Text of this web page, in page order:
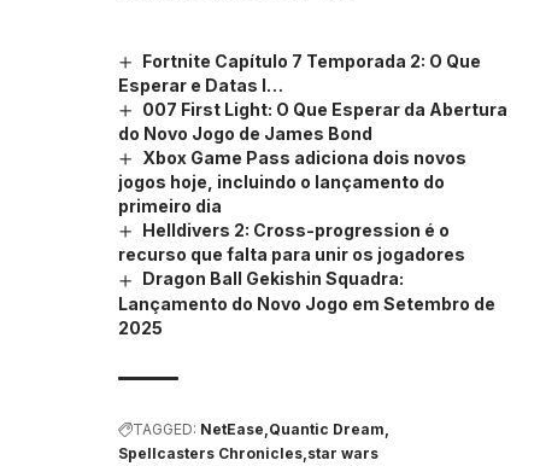
Fortnite Capítulo 7 Temporada 2: O Que
Esperar e Datas I…
007 First Light: O Que Esperar da Abertura
do Novo Jogo de James Bond
Xbox Game Pass adiciona dois novos
jogos hoje, incluindo o lançamento do
primeiro dia
Helldivers 2: Cross-progression é o
recurso que falta para unir os jogadores
Dragon Ball Gekishin Squadra:
Lançamento do Novo Jogo em Setembro de
2025
TAGGED: NetEase Quantic Dream
Spellcasters Chronicles star wars